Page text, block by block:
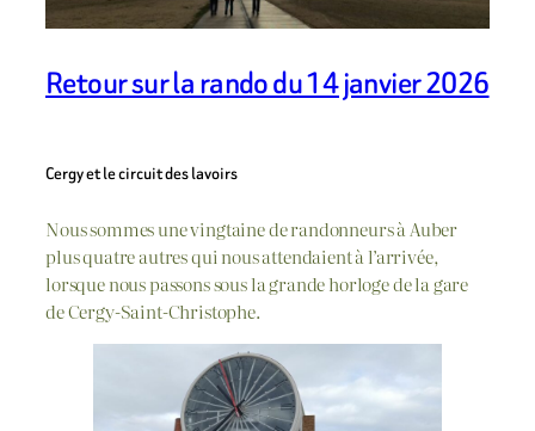
Retour sur la rando du 14 janvier 2026
Cergy et le circuit des lavoirs
Nous sommes une vingtaine de randonneurs à Auber
plus quatre autres qui nous attendaient à l’arrivée,
lorsque nous passons sous la grande horloge de la gare
de Cergy-Saint-Christophe.